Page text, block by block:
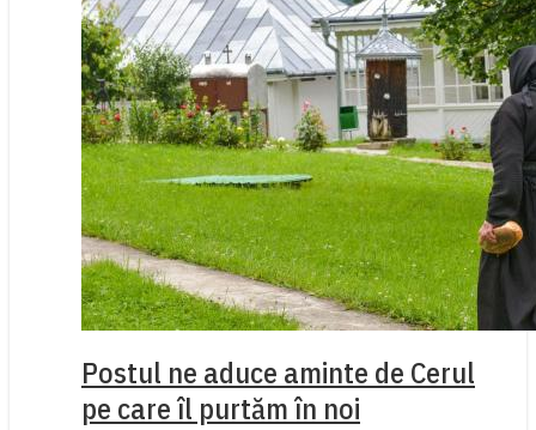
Postul ne aduce aminte de Cerul
pe care îl purtăm în noi